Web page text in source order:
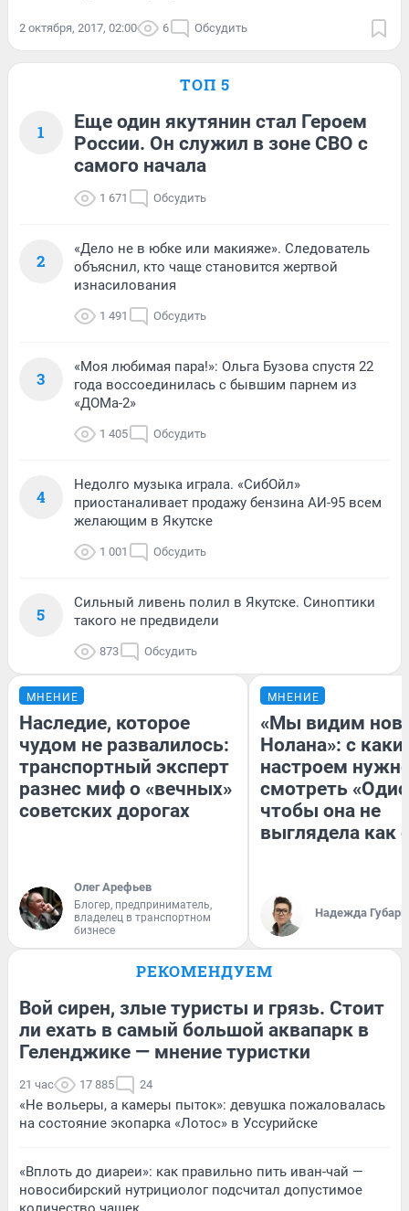
2 октября, 2017, 02:00 6 Обсудить
ТОП 5
1
Еще один якутянин стал Героем
России. Он служил в зоне СВО с
самого начала
1 671 Обсудить
2
«Дело не в юбке или макияже». Следователь
объяснил, кто чаще становится жертвой
изнасилования
1 491 Обсудить
3
«Моя любимая пара!»: Ольга Бузова спустя 22
года воссоединилась с бывшим парнем из
«ДОМа-2»
1 405 Обсудить
4
Недолго музыка играла. «СибОйл»
приостаналивает продажу бензина АИ-95 всем
желающим в Якутске
1 001 Обсудить
5
Сильный ливень полил в Якутске. Синоптики
такого не предвидели
873 Обсудить
МНЕНИЕ
Наследие, которое
чудом не развалилось:
транспортный эксперт
разнес миф о «вечных»
советских дорогах
Олег Арефьев
Блогер, предприниматель,
владелец в транспортном
бизнесе
МНЕНИЕ
«Мы видим
Нолана»: с
настроем
смотреть
чтобы она не
выглядела как
Надежда Губарь
РЕКОМЕНДУЕМ
Вой сирен, злые туристы и грязь. Стоит
ли ехать в самый большой аквапарк в
Геленджике — мнение туристки
21 час 17 885 24
«Не вольеры, а камеры пыток»: девушка пожаловалась
на состояние экопарка «Лотос» в Уссурийске
«Вплоть до диареи»: как правильно пить иван-чай —
новосибирский нутрициолог подсчитал допустимое